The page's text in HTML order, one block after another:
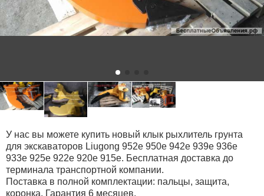
У нас вы можете купить новый клык рыхлитель грунта
для экскаваторов Liugong 952e 950e 942e 939e 936e
933e 925e 922e 920e 915e. Бесплатная доставка до
терминала транспортной компании.
Поставка в полной комплектации: пальцы, защита,
коронка. Гарантия 6 месяцев.